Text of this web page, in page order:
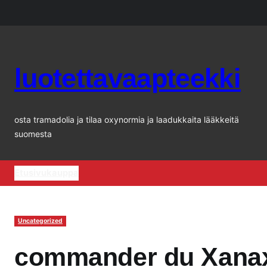
luotettavaapteekki
osta tramadolia ja tilaa oxynormia ja laadukkaita lääkkeitä
suomesta
Uncategorized
commander du